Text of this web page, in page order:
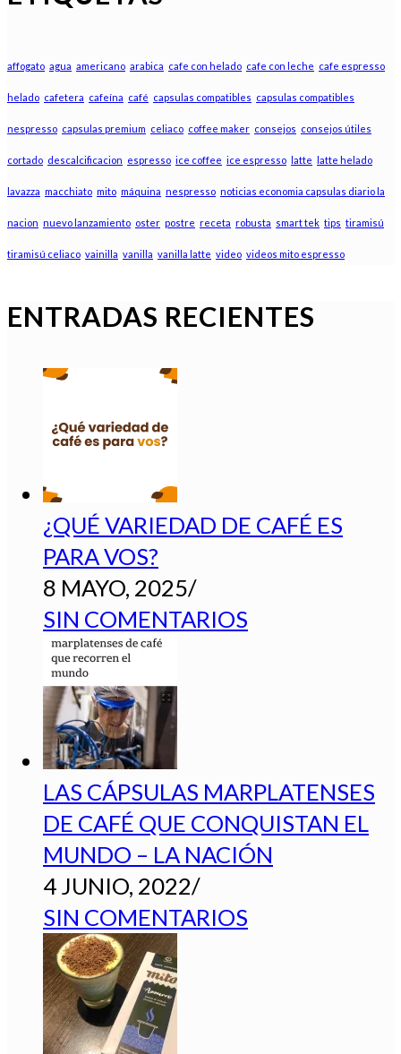
affogato agua americano arabica cafe con helado cafe con leche cafe espresso
helado cafetera cafeína café capsulas compatibles capsulas compatibles
nespresso capsulas premium celiaco coffee maker consejos consejos útiles
cortado descalcificacion espresso ice coffee ice espresso latte latte helado
lavazza macchiato mito máquina nespresso noticias economia capsulas diario la
nacion nuevo lanzamiento oster postre receta robusta smart tek tips tiramisú
tiramisú celiaco vainilla vanilla vanilla latte video videos mito espresso
ENTRADAS RECIENTES
¿QUÉ VARIEDAD DE CAFÉ ES
PARA VOS?
8 MAYO, 2025/
SIN COMENTARIOS
LAS CÁPSULAS MARPLATENSES
DE CAFÉ QUE CONQUISTAN EL
MUNDO – LA NACIÓN
4 JUNIO, 2022/
SIN COMENTARIOS